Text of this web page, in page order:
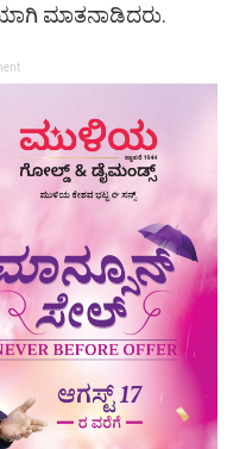
ಮಾತನಾಡಿದರು.